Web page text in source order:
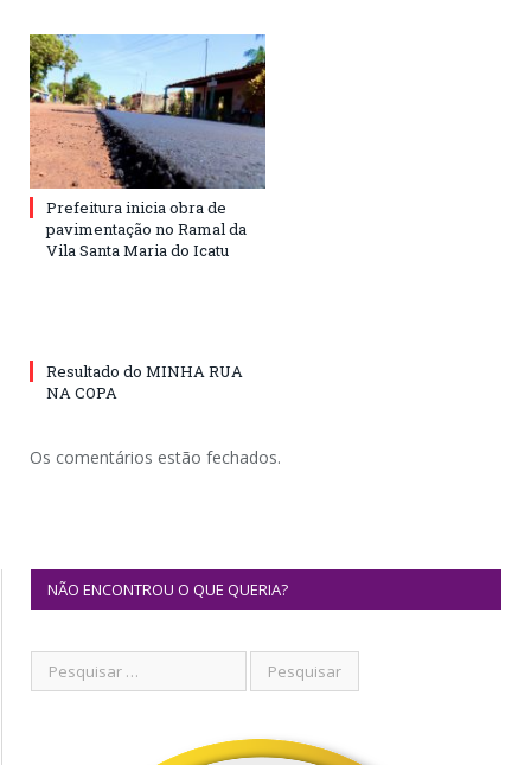
Prefeitura inicia obra de
pavimentação no Ramal da
Vila Santa Maria do Icatu
Resultado do MINHA RUA
NA COPA
Os comentários estão fechados.
NÃO ENCONTROU O QUE QUERIA?